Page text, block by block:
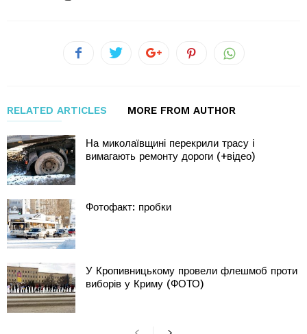
RELATED ARTICLES MORE FROM AUTHOR
На миколаївщині перекрили трасу і
вимагають ремонту дороги (+відео)
Фотофакт: пробки
У Кропивницькому провели флешмоб проти
виборів у Криму (ФОТО)